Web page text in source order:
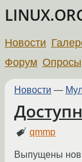
Новости
Форум Опросы
Новости —
qmmp
Выпущены